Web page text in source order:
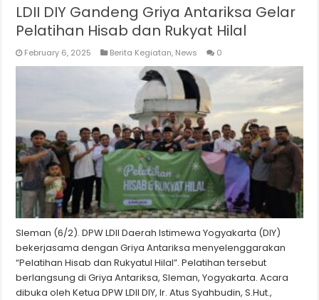
LDII DIY Gandeng Griya Antariksa Gelar
Pelatihan Hisab dan Rukyat Hilal
February 6, 2025 Berita Kegiatan, News 0
Sleman (6/2). DPW LDII Daerah Istimewa Yogyakarta (DIY)
bekerjasama dengan Griya Antariksa menyelenggarakan
“Pelatihan Hisab dan Rukyatul Hilal”. Pelatihan tersebut
berlangsung di Griya Antariksa, Sleman, Yogyakarta. Acara
dibuka oleh Ketua DPW LDII DIY, Ir. Atus Syahbudin, S.Hut.,